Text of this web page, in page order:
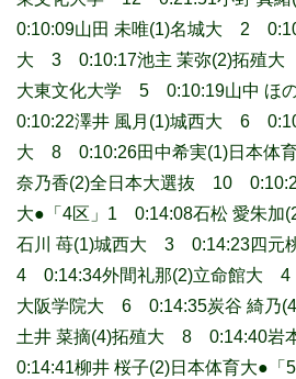
0:10:09山田 未唯(1)名城大 2
大 3 0:10:17池主 茉弥(2)拓殖
大東文化大学 5 0:10:19山中 ほ
0:10:22澤井 風月(1)城西大 6
大 8 0:10:26田中希実(1)日本体
奈乃香(2)全日本大選抜 10
大●「4区」1 0:14:08石松 愛朱
石川 苺(1)城西大 3 0:14:23四元
4 0:14:34外間礼那(2)立命館大 4
大阪学院大 6 0:14:35炭谷 綺乃
土井 菜摘(4)拓殖大 8 0:14:40岩
0:14:41柳井 桜子(2)日本体育大●